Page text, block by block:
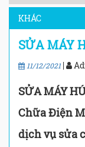
KHÁC
SỬA MÁY
11/12/2021 |
SỬA MÁY
Chữa Điện
dịch vụ sửa